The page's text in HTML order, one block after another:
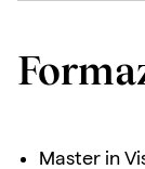
Master in